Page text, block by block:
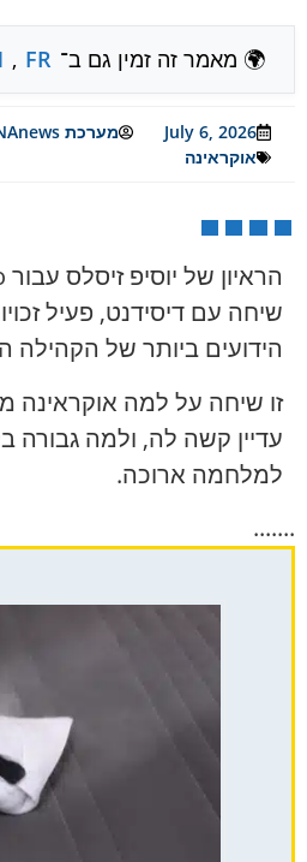
🌍 מאמר זה זמין גם ב־ , FR
July 6, 2026 מערכת NAnews
אוקראינה
שיחה עם דיסידנט, פעיל
הידועים ביותר של הקהילה
זו שיחה על למה אוקראינה
עדיין קשה לה, ולמה
למלחמה ארוכה.
.......